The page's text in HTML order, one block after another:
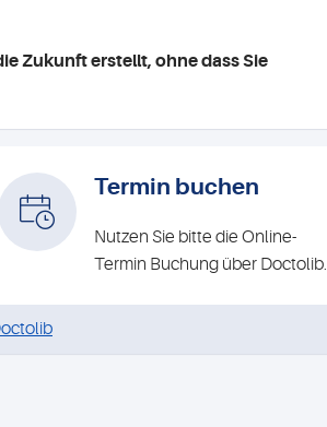
Zukunft erstellt, ohne dass Sie
Termin buchen
Nutzen Sie bitte die Online-
Termin Buchung über Doctolib.